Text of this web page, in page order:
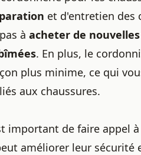
et d'entretien des
à acheter de
. En plus, le
plus minime, ce qui
aux chaussures.
important de faire appel
améliorer leur sécurité